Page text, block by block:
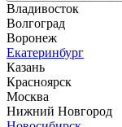
Владивосток
Волгоград
Воронеж
Екатеринбург
Казань
Красноярск
Москва
Нижний Новгород